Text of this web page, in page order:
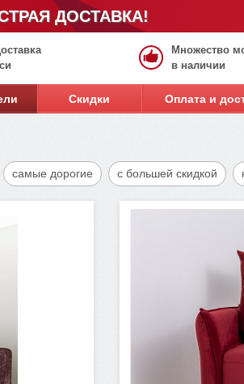
ДОСТАВКА!
Множество
в наличии
Скидки Оплата и
самые дорогие с большей скидкой